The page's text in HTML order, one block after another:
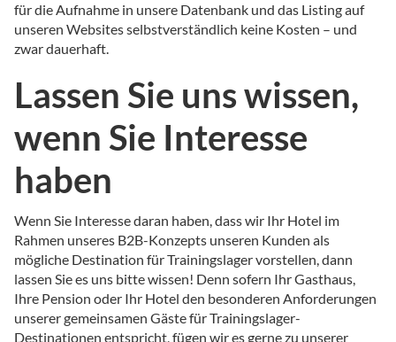
für die Aufnahme in unsere Datenbank und das Listing auf
unseren Websites selbstverständlich keine Kosten – und
zwar dauerhaft.
Lassen Sie uns wissen,
wenn Sie Interesse
haben
Wenn Sie Interesse daran haben, dass wir Ihr Hotel im
Rahmen unseres B2B-Konzepts unseren Kunden als
mögliche Destination für Trainingslager vorstellen, dann
lassen Sie es uns bitte wissen! Denn sofern Ihr Gasthaus,
Ihre Pension oder Ihr Hotel den besonderen Anforderungen
unserer gemeinsamen Gäste für Trainingslager-
Destinationen entspricht, fügen wir es gerne zu unserer